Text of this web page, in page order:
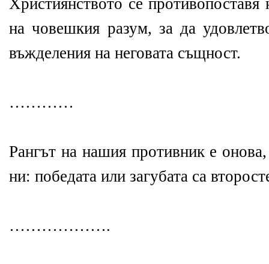
Християнството се противопоставя
на човешкия разум, за да
въжделения на неговата същност.
…………
Рангът на нашия противник е
ни: победата или загубата са
……………….